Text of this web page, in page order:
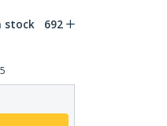
stock 692